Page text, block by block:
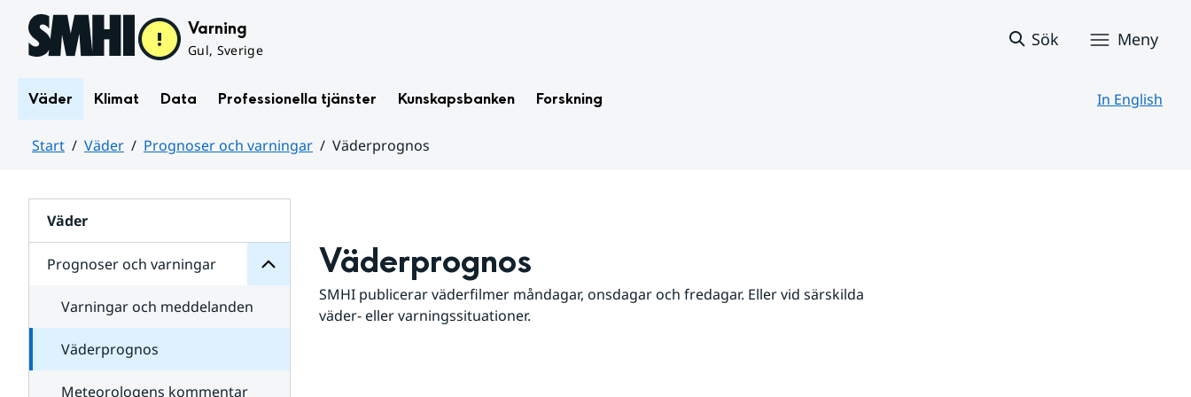
Hoppa till sidans innehåll Varning
Gul, Sverige
Sök Meny
Väder Klimat Data Professionella tjänster Kunskapsbanken Forskning In English
Start Väder Prognoser och varningar
Väderprognos
Väder
Prognoser och varningar
för
varningar
Varningar och meddelanden
Väderprognos
Meteorologens kommentar
Väderprognos
SMHI publicerar väderfilmer måndagar, onsdagar och fredagar. Eller vid särskilda
väder- eller varningssituationer.